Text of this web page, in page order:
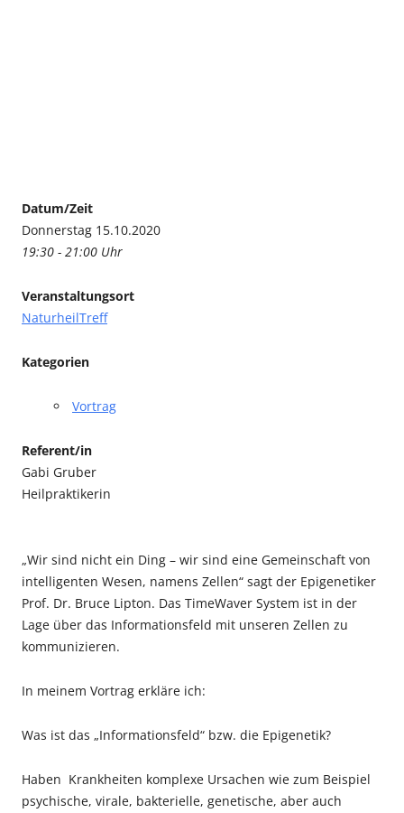
Datum/Zeit
Donnerstag 15.10.2020
19:30 - 21:00 Uhr
Veranstaltungsort
NaturheilTreff
Kategorien
Vortrag
Referent/in
Gabi Gruber
Heilpraktikerin
„Wir sind nicht ein Ding – wir sind eine Gemeinschaft von
intelligenten Wesen, namens Zellen“ sagt der Epigenetiker
Prof. Dr. Bruce Lipton. Das TimeWaver System ist in der
Lage über das Informationsfeld mit unseren Zellen zu
kommunizieren.
In meinem Vortrag erkläre ich:
Was ist das „Informationsfeld“ bzw. die Epigenetik?
Haben Krankheiten komplexe Ursachen wie zum Beispiel
psychische, virale, bakterielle, genetische, aber auch